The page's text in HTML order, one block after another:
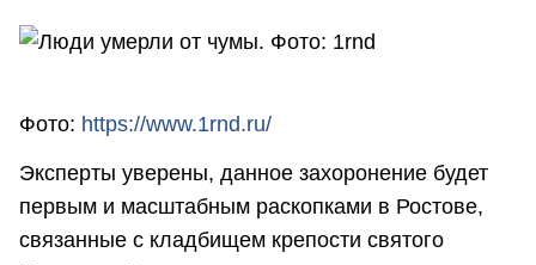
Фото: https://www.1rnd.ru/
Эксперты уверены, данное захоронение будет
первым и масштабным раскопками в Ростове,
связанные с кладбищем крепости святого